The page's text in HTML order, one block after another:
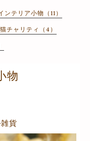
ンテリア小物（11）
チャリティ（4）
物
貨